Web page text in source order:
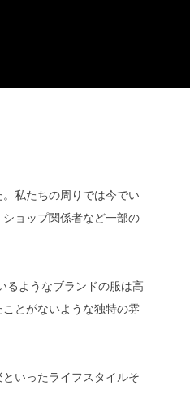
私たちの周りでは今でい
ョップ関係者など一部の
るようなブランドの服は高
とがないような独特の雰
いったライフスタイルそ